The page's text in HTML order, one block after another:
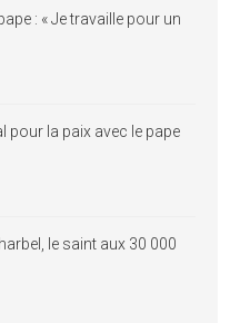
: « Je travaille pour un
pour la paix avec le pape
le saint aux 30 000